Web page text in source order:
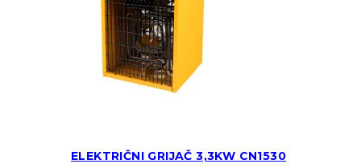
ELEKTRIČNI GRIJAČ 3,3KW CN1530